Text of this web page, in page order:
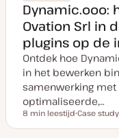
Dynamic.ooo:
Ovation Srl in
plugins op de
Ontdek hoe
in het bewerken
samenwerking
optimaliseerde,…
Leestijd
8 min leestijd
o
Case study